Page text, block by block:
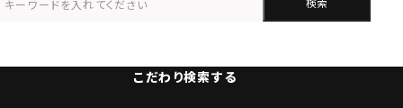
こだわり検索する